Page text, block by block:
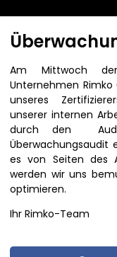
Am Mittwoch
Unternehmen Rimko
unseres
unserer internen
durch den
Überwachungsaudit
es von Seiten des
werden wir uns
optimieren.
Ihr Rimko-Team